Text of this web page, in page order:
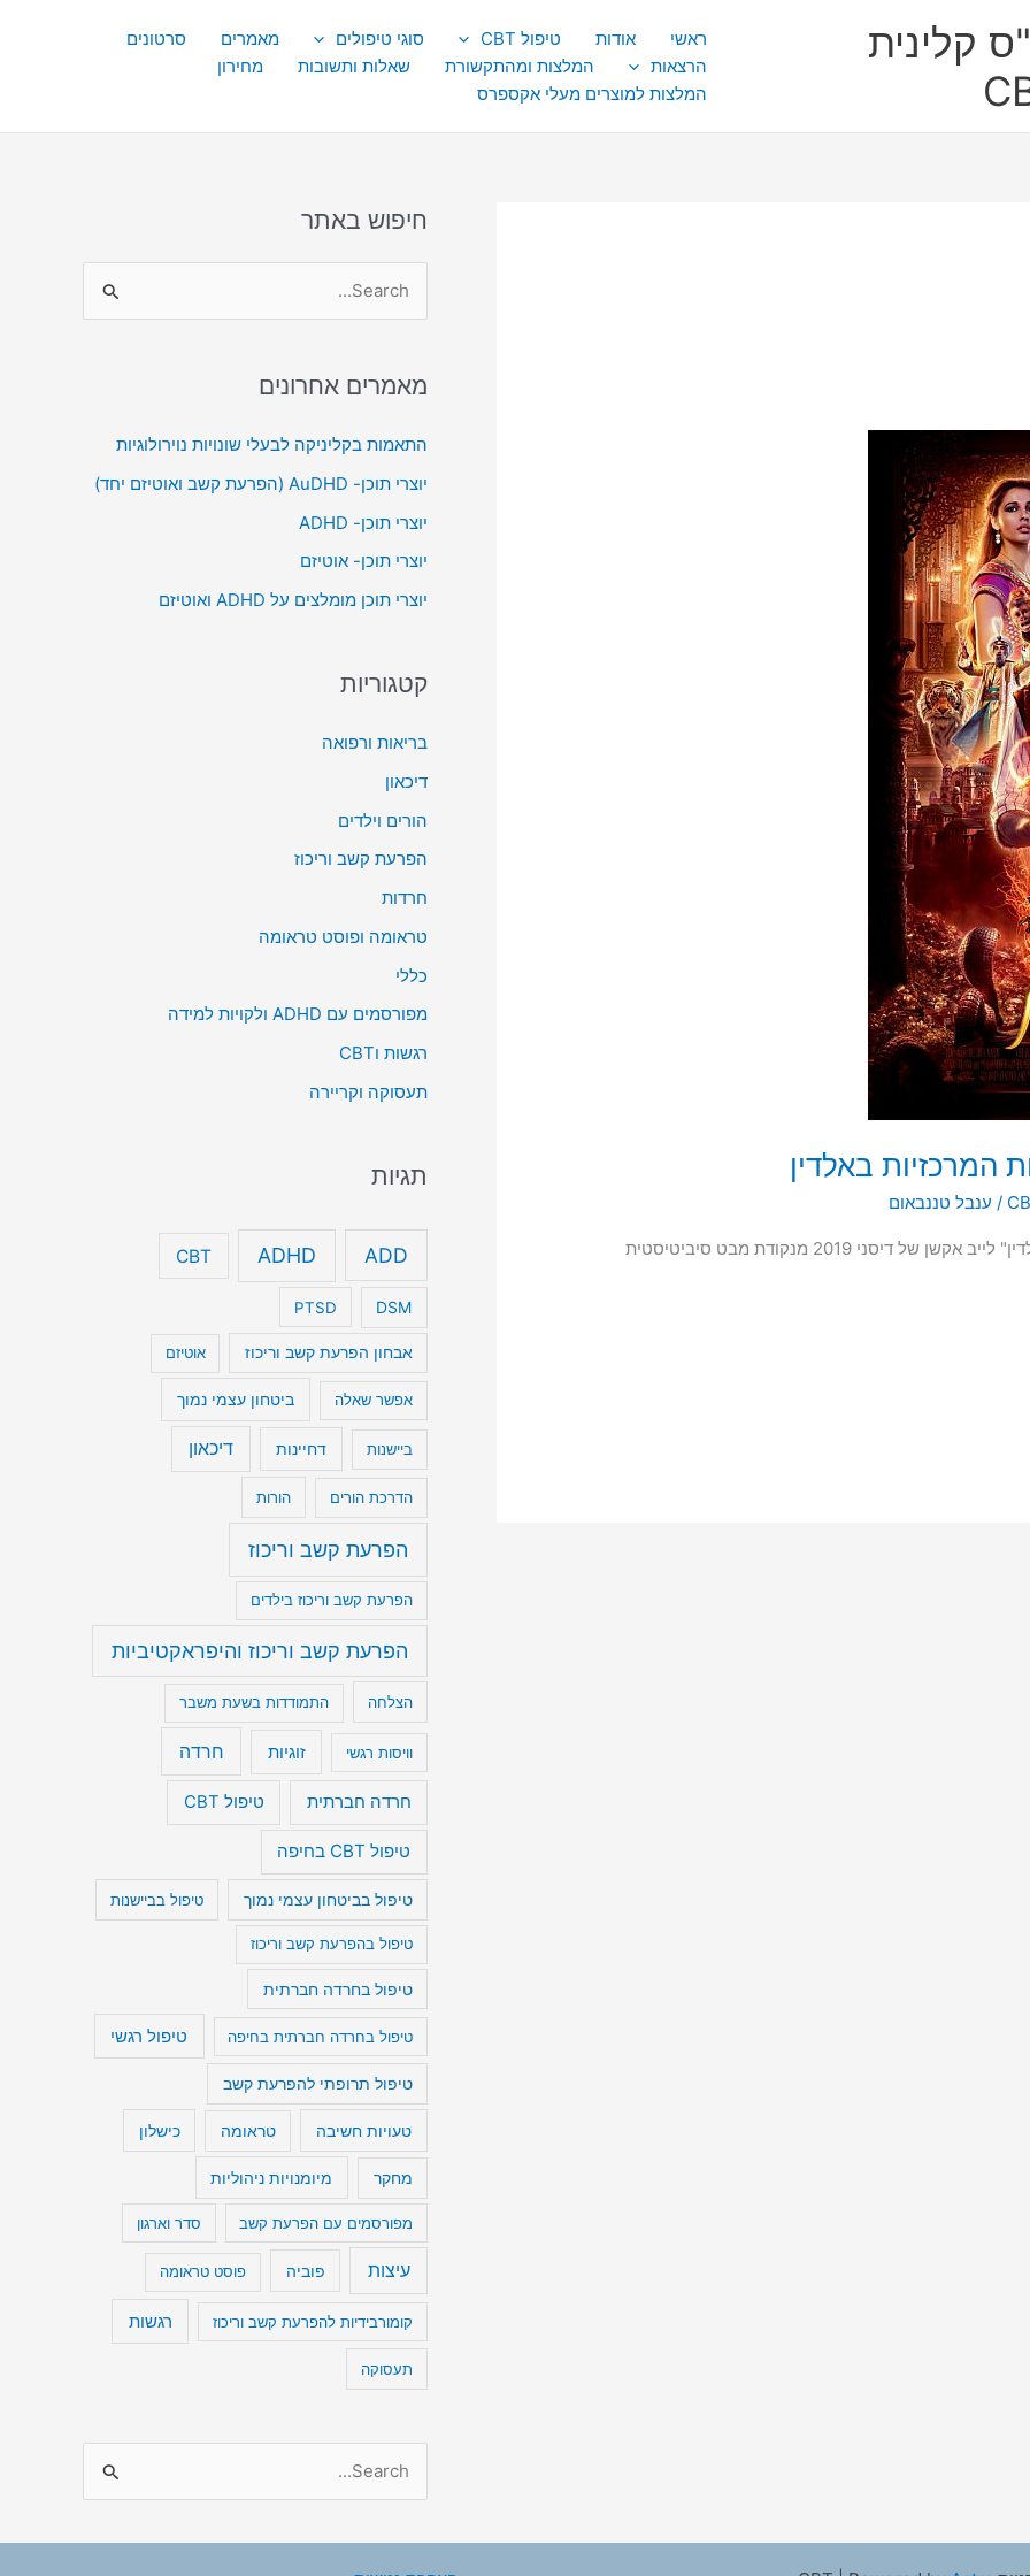
קלינית
ראשי אודות טיפול CBT סוגי טיפולים מאמרים
סרטונים
הרצאות
המלצות ומהתקשורת שאלות ותשובות
מחירון
המלצות למוצרים מעלי אקספרס
המרכזיות באלדין
/ ענבל טננבאום
ביקורת, ניתוח ופשרנות פסיכולוגית לסרט "אלדין" לייב אקשן של דיסני 2019 מנקודת מבט סיביטיסטית
חיפוש באתר
r
o
:
מאמרים אחרונים
התאמות בקליניקה לבעלי שונויות נוירולוגיות
יוצרי תוכן- AuDHD (הפרעת קשב ואוטיזם יחד)
יוצרי תוכן- ADHD
יוצרי תוכן- אוטיזם
יוצרי תוכן מומלצים על ADHD ואוטיזם
קטגוריות
בריאות ורפואה
דיכאון
הורים וילדים
הפרעת קשב וריכוז
חרדות
טראומה ופוסט טראומה
כללי
מפורסמים עם ADHD ולקויות למידה
רגשות וCBT
תעסוקה וקריירה
תגיות
ADD
ADHD
CBT
DSM
PTSD
אבחון הפרעת קשב וריכוז אוטיזם
אפשר שאלה ביטחון עצמי נמוך
ביישנות דחיינות דיכאון
הדרכת הורים הורות
הפרעת קשב וריכוז
הפרעת קשב וריכוז בילדים
הפרעת קשב וריכוז והיפראקטיביות
הצלחה התמודדות בשעת משבר
וויסות רגשי זוגיות חרדה
חרדה חברתית טיפול CBT
טיפול CBT בחיפה
טיפול בביטחון עצמי נמוך טיפול בביישנות
טיפול בהפרעת קשב וריכוז
טיפול בחרדה חברתית
טיפול בחרדה חברתית בחיפה טיפול רגשי
טיפול תרופתי להפרעת קשב
טעויות חשיבה טראומה כישלון
מחקר מיומנויות ניהוליות
מפורסמים עם הפרעת קשב סדר וארגון
עיצות פוביה פוסט טראומה
קומורבידיות להפרעת קשב וריכוז רגשות
תעסוקה
a